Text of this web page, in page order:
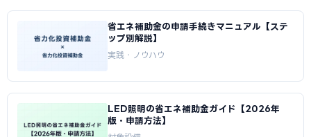
省エネ補助金の申請手続きマニュアル【ステ
ップ別解説】
実践・ノウハウ
LED照明の省エネ補助金ガイド【2026年
版・申請方法】